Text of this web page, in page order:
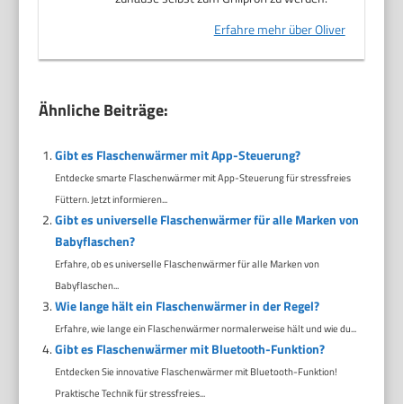
Erfahre mehr über Oliver
Ähnliche Beiträge:
Gibt es Flaschenwärmer mit App-Steuerung?
Entdecke smarte Flaschenwärmer mit App-Steuerung für stressfreies
Füttern. Jetzt informieren...
Gibt es universelle Flaschenwärmer für alle Marken von
Babyflaschen?
Erfahre, ob es universelle Flaschenwärmer für alle Marken von
Babyflaschen...
Wie lange hält ein Flaschenwärmer in der Regel?
Erfahre, wie lange ein Flaschenwärmer normalerweise hält und wie du...
Gibt es Flaschenwärmer mit Bluetooth-Funktion?
Entdecken Sie innovative Flaschenwärmer mit Bluetooth-Funktion!
Praktische Technik für stressfreies...